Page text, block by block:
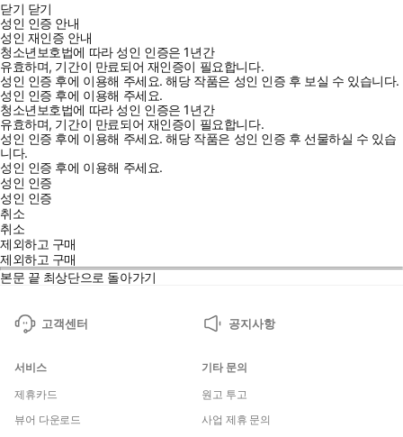
닫기 닫기
성인 인증 안내
성인 재인증 안내
청소년보호법에 따라 성인 인증은 1년간
유효하며, 기간이 만료되어 재인증이 필요합니다.
성인 인증 후에 이용해 주세요.해당 작품은 성인 인증 후 보실 수 있습니다.
성인 인증 후에 이용해 주세요.
청소년보호법에 따라 성인 인증은 1년간
유효하며, 기간이 만료되어 재인증이 필요합니다.
성인 인증 후에 이용해 주세요.해당 작품은 성인 인증 후 선물하실 수 있습
니다.
성인 인증 후에 이용해 주세요.
성인 인증
성인 인증
취소
취소
제외하고 구매
제외하고 구매
본문 끝 최상단으로 돌아가기
고객센터 공지사항
서비스
제휴카드
뷰어 다운로드
기타 문의
원고 투고
사업 제휴 문의